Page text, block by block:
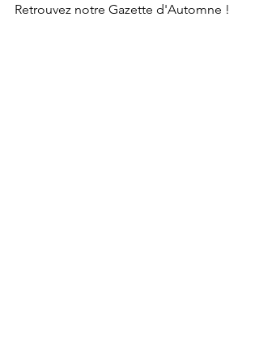
Retrouvez notre Gazette d'Automne !